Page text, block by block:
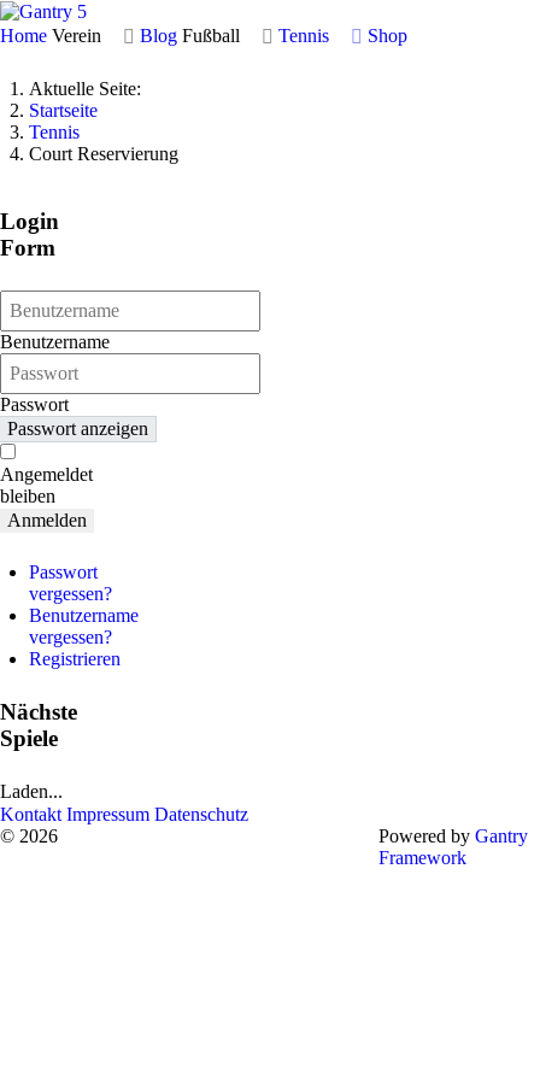
Home Verein Blog Fußball Tennis Shop
Aktuelle Seite:
Startseite
Tennis
Court Reservierung
Login
Form
Benutzername
Passwort
Passwort anzeigen
Angemeldet
bleiben
Anmelden
Passwort
vergessen?
Benutzername
vergessen?
Registrieren
Nächste
Spiele
Laden...
Kontakt Impressum Datenschutz
© 2026
Powered by Gantry
Framework